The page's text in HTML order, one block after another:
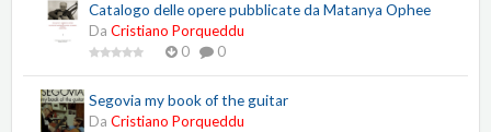
Catalogo delle opere pubblicate da Matanya Ophee
Da Cristiano Porqueddu
0
0
Segovia my book of the guitar
Da Cristiano Porqueddu